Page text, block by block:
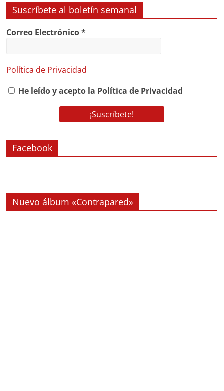
Suscríbete al boletín semanal
Correo Electrónico*
Política de Privacidad
He leído y acepto la Política de Privacidad
Facebook
Nuevo álbum «Contrapared»